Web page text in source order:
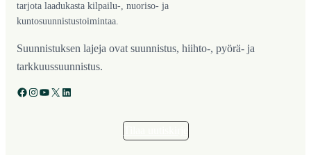
tarjota laadukasta kilpailu-, nuoriso- ja
kuntosuunnistustoimintaa.
Suunnistuksen lajeja ovat suunnistus, hiihto-, pyörä- ja
tarkkuussuunnistus.
Facebook Instagram YouTube X LinkedIn